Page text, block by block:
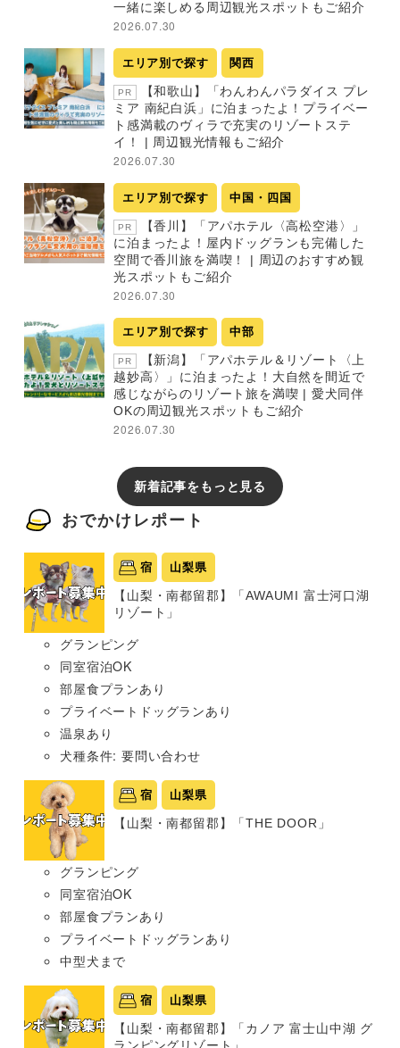
一緒に楽しめる周辺観光スポットもご紹介
2026.07.30
エリア別で探す 関西
PR
【和歌山】「わんわんパラダイス プレ
ミア 南紀白浜」に泊まったよ！プライベー
ト感満載のヴィラで充実のリゾートステ
イ！ | 周辺観光情報もご紹介
2026.07.30
エリア別で探す 中国・四国
PR
【香川】「アパホテル〈高松空港〉」
に泊まったよ！屋内ドッグランも完備した
空間で香川旅を満喫！ | 周辺のおすすめ観
光スポットもご紹介
2026.07.30
エリア別で探す 中部
PR
【新潟】「アパホテル＆リゾート〈上
越妙高〉」に泊まったよ！大自然を間近で
感じながらのリゾート旅を満喫 | 愛犬同伴
OKの周辺観光スポットもご紹介
2026.07.30
新着記事をもっと見る
おでかけレポート
宿 山梨県
【山梨・南都留郡】「AWAUMI 富士河口湖
リゾート」
グランピング
同室宿泊OK
部屋食プランあり
プライベートドッグランあり
温泉あり
犬種条件: 要問い合わせ
宿 山梨県
【山梨・南都留郡】「THE DOOR」
グランピング
同室宿泊OK
部屋食プランあり
プライベートドッグランあり
中型犬まで
宿 山梨県
【山梨・南都留郡】「カノア 富士山中湖 グ